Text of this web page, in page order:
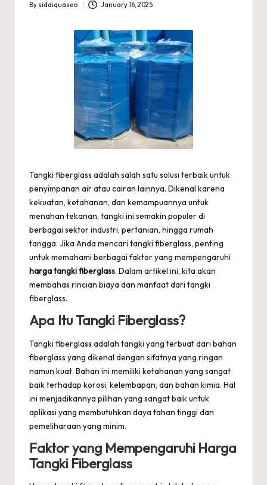
Posted
By siddiquaseo January 16, 2025
Tangki fiberglass adalah salah satu solusi terbaik untuk
penyimpanan air atau cairan lainnya. Dikenal karena
kekuatan, ketahanan, dan kemampuannya untuk
menahan tekanan, tangki ini semakin populer di
berbagai sektor industri, pertanian, hingga rumah
tangga. Jika Anda mencari tangki fiberglass, penting
untuk memahami berbagai faktor yang mempengaruhi
harga tangki fiberglass. Dalam artikel ini, kita akan
membahas rincian biaya dan manfaat dari tangki
fiberglass.
Apa Itu Tangki Fiberglass?
Tangki fiberglass adalah tangki yang terbuat dari bahan
fiberglass yang dikenal dengan sifatnya yang ringan
namun kuat. Bahan ini memiliki ketahanan yang sangat
baik terhadap korosi, kelembapan, dan bahan kimia. Hal
ini menjadikannya pilihan yang sangat baik untuk
aplikasi yang membutuhkan daya tahan tinggi dan
pemeliharaan yang minim.
Faktor yang Mempengaruhi Harga
Tangki Fiberglass